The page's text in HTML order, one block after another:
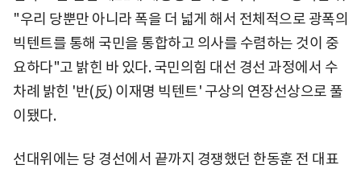
"우리 당뿐만 아니라 폭을 더 넓게 해서 전체적으로 광폭의
빅텐트를 통해 국민을 통합하고 의사를 수렴하는 것이 중
요하다"고 밝힌 바 있다. 국민의힘 대선 경선 과정에서 수
차례 밝힌 '반(反) 이재명 빅텐트' 구상의 연장선상으로 풀
이됐다.
선대위에는 당 경선에서 끝까지 경쟁했던 한동훈 전 대표